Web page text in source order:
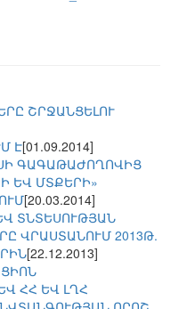
ՇՐՋԱՆՑԵԼՈՒ
Է[01.09.2014]
ԳԱԳԱԹԱԺՈՂՈՎԻՑ
ԵՎ ՄՏՔԵՐԻ»
[20.03.2014]
ՏՆՏԵՍՈՒԹՅԱՆ
ՎՐԱՍՏԱՆՈՒՄ 2013Թ.
[22.12.2013]
ՀՀ ԵՎ ԼՂՀ